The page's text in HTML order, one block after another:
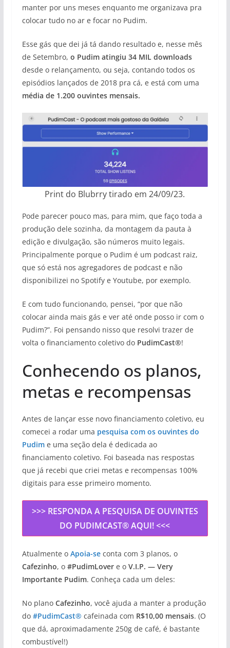
manter por uns meses enquanto me organizava pra
colocar tudo no ar e focar no Pudim.
Esse gás que dei já tá dando resultado e, nesse mês
de Setembro, o Pudim atingiu 34 MIL downloads
desde o relançamento, ou seja, contando todos os
episódios lançados de 2018 pra cá, e está com uma
média de 1.200 ouvintes mensais.
Print do Blubrry tirado em 24/09/23.
Pode parecer pouco mas, para mim, que faço toda a
produção dele sozinha, da montagem da pauta à
edição e divulgação, são números muito legais.
Principalmente porque o Pudim é um podcast raiz,
que só está nos agregadores de podcast e não
disponibilizei no Spotify e Youtube, por exemplo.
E com tudo funcionando, pensei, “por que não
colocar ainda mais gás e ver até onde posso ir com o
Pudim?”. Foi pensando nisso que resolvi trazer de
volta o financiamento coletivo do PudimCast®!
Conhecendo os planos,
metas e recompensas
Antes de lançar esse novo financiamento coletivo, eu
comecei a rodar uma pesquisa com os ouvintes do
Pudime uma seção dela é dedicada ao
financiamento coletivo. Foi baseada nas respostas
que já recebi que criei metas e recompensas 100%
digitais para esse primeiro momento.
>>> RESPONDA A PESQUISA DE OUVINTES
DO PUDIMCAST® AQUI! <<<
Atualmente o Apoia-seconta com 3 planos, o
Cafezinho, o #PudimLovere o V.I.P. — Very
Importante Pudim. Conheça cada um deles:
No plano Cafezinho, você ajuda a manter a produção
do #PudimCast® cafeinada com R$10,00 mensais. (O
que dá, aproximadamente 250g de café, é bastante
combustível!)